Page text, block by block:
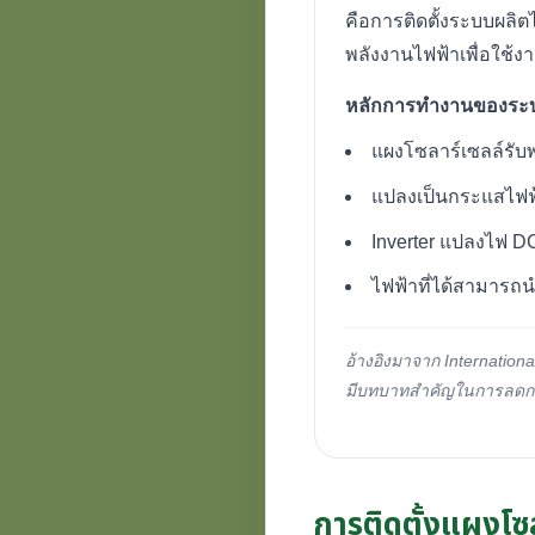
คือการติดตั้งระบบผลิ
พลังงานไฟฟ้าเพื่อใช้ง
หลักการทำงานของร
แผงโซลาร์เซลล์รั
แปลงเป็นกระแสไ
Inverter แปลงไฟ
ไฟฟ้าที่ได้สามารถ
อ้างอิงมาจาก
มีบทบาทสำคัญในการลด